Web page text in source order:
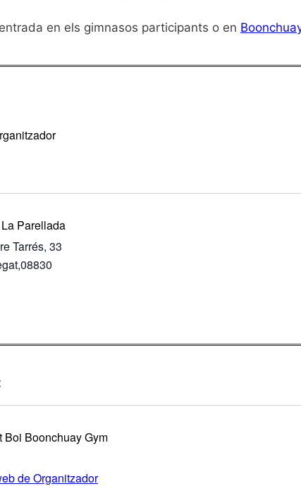
en els gimnasos participants o en
Parellada
Tarrés, 33
,08830
Boi Boonchuay Gym
de Organitzador